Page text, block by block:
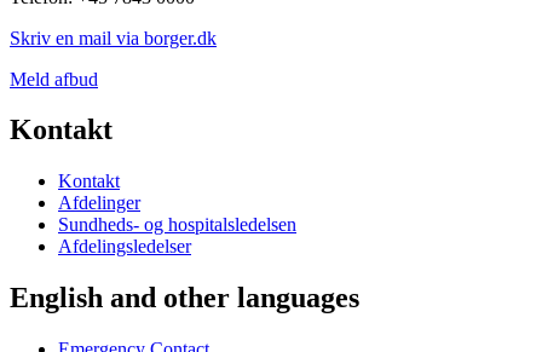
Skriv en mail via borger.dk
Meld afbud
Kontakt
Kontakt
Afdelinger
Sundheds- og hospitalsledelsen
Afdelingsledelser
English and other languages